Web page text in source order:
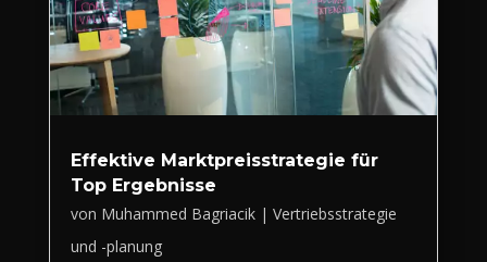
Effektive Marktpreisstrategie für
Top Ergebnisse
von Muhammed Bagriacik| Vertriebsstrategie
und -planung